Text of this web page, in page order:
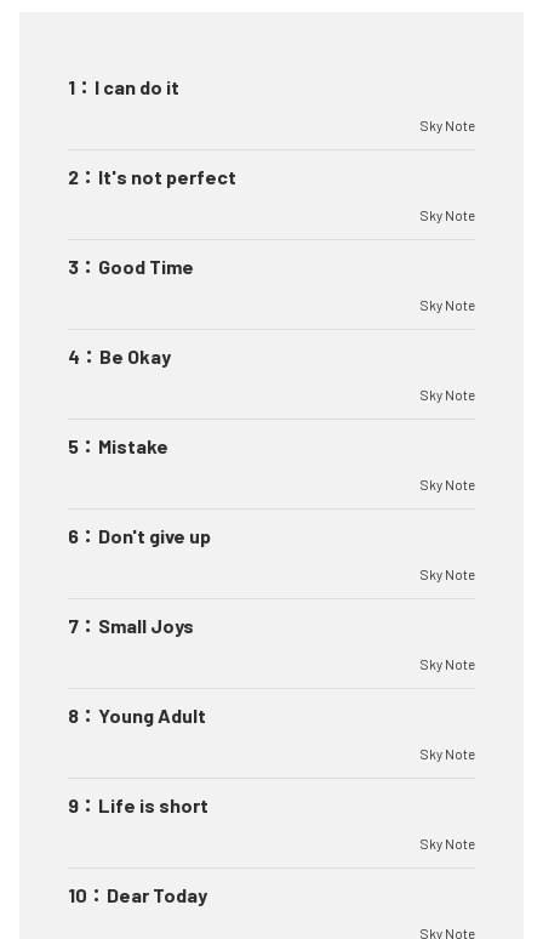
1 ： I can do it
Sky Note
2 ： It's not perfect
Sky Note
3 ： Good Time
Sky Note
4 ： Be Okay
Sky Note
5 ： Mistake
Sky Note
6 ： Don't give up
Sky Note
7 ： Small Joys
Sky Note
8 ： Young Adult
Sky Note
9 ： Life is short
Sky Note
10 ： Dear Today
Sky Note